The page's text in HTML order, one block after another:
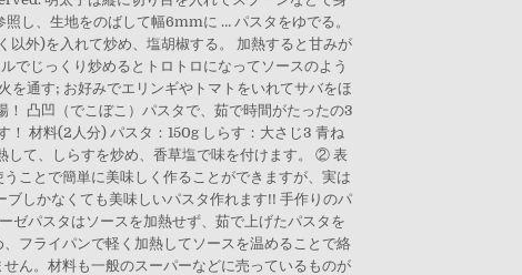
し、生地をのばして幅6mmに … パスタをゆでる。
以外)を入れて炒め、塩胡椒する。 加熱すると甘みが
でじっくり炒めるとトロトロになってソースのよう
を通す; お好みでエリンギやトマトをいれてサバをほ
凸凹（でこぼこ）パスタで、茹で時間がたったの3
！ 材料(2人分) パスタ：150g しらす：大さじ3 青ね
して、しらすを炒め、香草塩で味を付けます。 ② 表
ことで簡単に美味しく作ることができますが、実は
しかなくても美味しいパスタ作れます!! 手作りのパ
ゼパスタはソースを加熱せず、茹で上げたパスタを
フライパンで軽く加熱してソースを温めることで絡
ん。材料も一般のスーパーなどに売っているものが